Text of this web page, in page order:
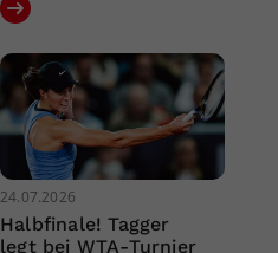
24.07.2026
Halbfinale! Tagger
legt bei WTA-Turnier